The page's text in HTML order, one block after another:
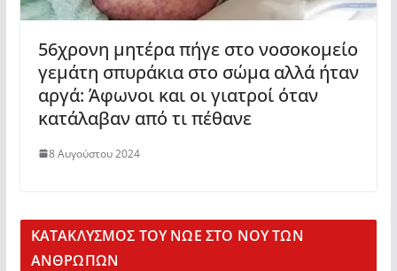
56χρονη μητέρα πήγε στο νοσοκομείο
γεμάτη σπυράκια στο σώμα αλλά ήταν
αργά: Άφωνοι και οι γιατροί όταν
κατάλαβαν από τι πέθανε
8 Αυγούστου 2024
KΑΤΑΚΛΥΣΜΟΣ ΤΟΥ ΝΩΕ ΣΤΟ ΝΟΥ ΤΩΝ
ΑΝΘΡΩΠΩΝ